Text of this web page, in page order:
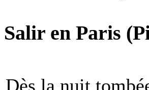
Salir en Paris
Dès la nuit